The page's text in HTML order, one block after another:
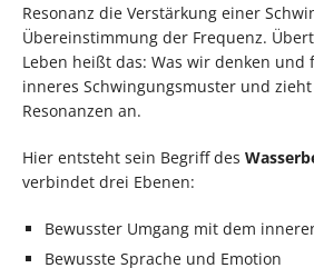
Resonanz die Verstärkung einer
Übereinstimmung der Frequenz.
Leben heißt das: Was wir denken und
inneres Schwingungsmuster und
Resonanzen an.
Hier entsteht sein Begriff des
verbindet drei Ebenen:
Bewusster Umgang mit dem
Bewusste Sprache und Emotion